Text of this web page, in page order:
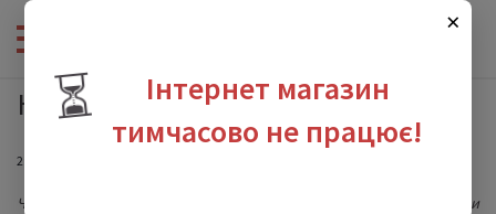
×
⏳
Інтернет магазин
тимчасово не працює!
Новости
29 Июля 2020
Что такое душевая кабина без поддона? В чем ее преимущества и